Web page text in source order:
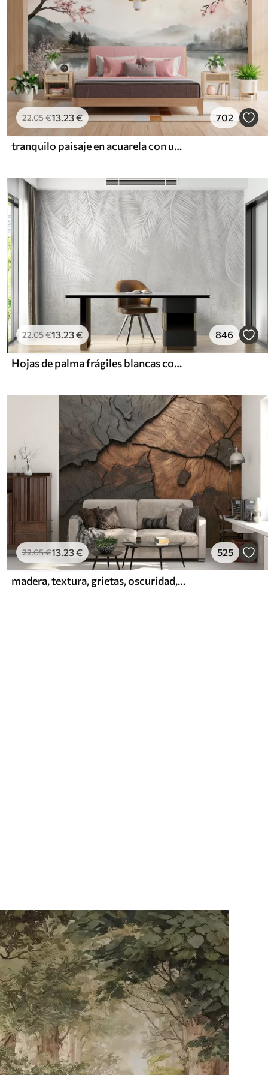
22.05€13.23€ 702
tranquilo paisaje en acuarela con un lago y un árbol en flor
22.05€13.23€ 846
Hojas de palma frágiles blancas con textura grunge
22.05€13.23€ 525
madera, textura, grietas, oscuridad, corteza, superficie